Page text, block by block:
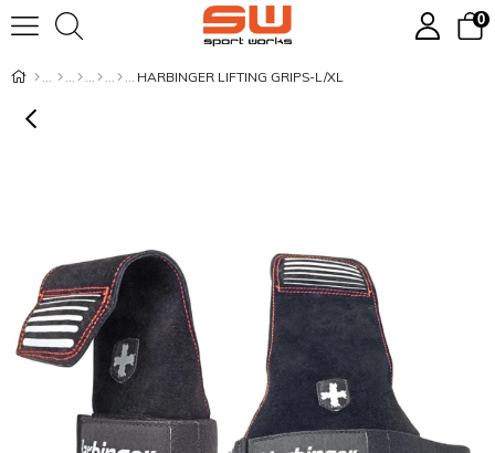
0
HARBINGER LIFTING GRIPS-L/XL